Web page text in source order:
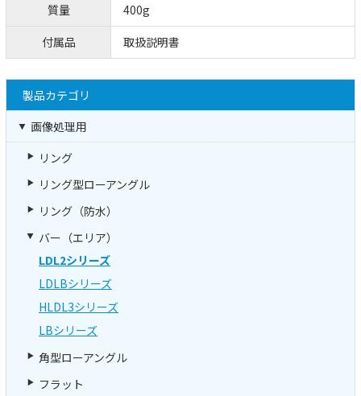
質量
400g
付属品
取扱説明書
製品カテゴリ
画像処理用
リング
リング型ローアングル
リング（防水）
バー（エリア）
LDL2シリーズ
LDLBシリーズ
HLDL3シリーズ
LBシリーズ
角型ローアングル
フラット